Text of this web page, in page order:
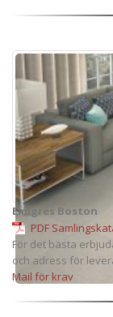
Emigres Boston
PDF
För det bästa
och adress för
Mail för krav